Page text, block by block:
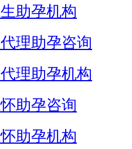
助孕机构
理助孕咨询
理助孕机构
助孕咨询
助孕机构